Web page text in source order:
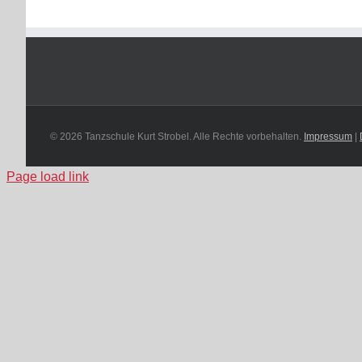
© 2026 Tanzschule Kurt Strobel. Alle Rechte vorbehalten. Impressum
Page load link